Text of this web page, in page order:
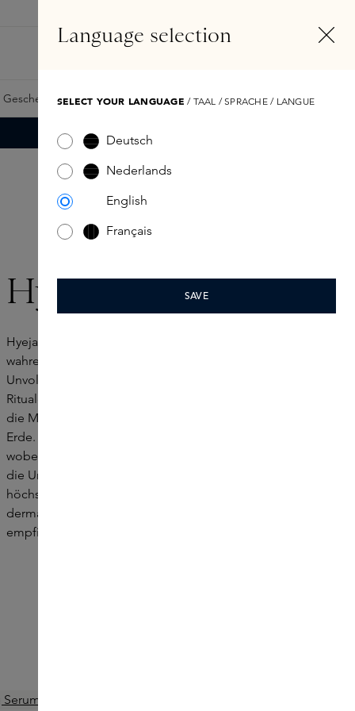
Samples Skins Exclusives Skins Boxen
Hyeja
Hyeja wurde aus der Überzeugung heraus geboren, dass
wahre Schönheit in der Einfachheit und der Akzeptanz von
Unvollkommenheit liegt. Inspiriert von minimalistischen
Ritualen aus der koreanischen Tradition, konzentriert sich
die Marke auf reine, effektive skincare - sanft zu Haut und
Erde. Das Ethos von Hyeja umfasst Liebe und Sanftheit,
wobei Inklusivität und echte Lösungen für die Haut und
die Umwelt im Vordergrund stehen. Die Produkte sind von
höchster Qualität, getestet und formuliert von
dermatologischen Experten in Korea - geeignet für die
empfindlichsten Hauttypen.
Language selection
SELECT YOUR LANGUAGE / TAAL / SPRACHE / LANGUE
Deutsch
Nederlands
English
Français
SAVE